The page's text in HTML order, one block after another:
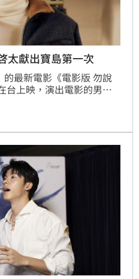
太獻出寶島第一次
最新電影《電影版 勿說
台上映，演出電影的男神
影宣傳活動！町田啓太
宣傳，期待和粉絲相見